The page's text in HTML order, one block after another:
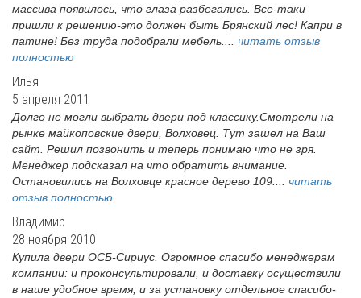
массива появилось, что глаза разбегались. Все-таки
пришли к решению-это должен быть Брянский лес! Капри в
патине! Без труда подобрали мебель.... читать отзыв
полностью
Илья
5 апреля 2011
Долго не могли выбрать двери под классику.Смотрели на
рынке майкоповские двери, Волховец. Тут зашел на Ваш
сайт. Решил позвонить и теперь понимаю что не зря.
Менеджер подсказал на что обратить внимание.
Остановились на Волховце красное дерево 109.... читать
отзыв полностью
Владимир
28 ноября 2010
Купила двери ОСБ-Сириус. Огромное спасибо менеджерам
компании: и проконсультировали, и доставку осуществили
в наше удобное время, и за установку отдельное спасибо-